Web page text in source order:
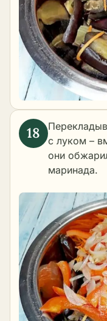
с луком –
они
маринада.